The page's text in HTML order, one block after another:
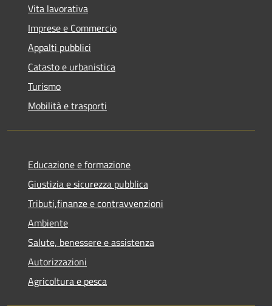
Vita lavorativa
Imprese e Commercio
Appalti pubblici
Catasto e urbanistica
Turismo
Mobilità e trasporti
Educazione e formazione
Giustizia e sicurezza pubblica
Tributi,finanze e contravvenzioni
Ambiente
Salute, benessere e assistenza
Autorizzazioni
Agricoltura e pesca